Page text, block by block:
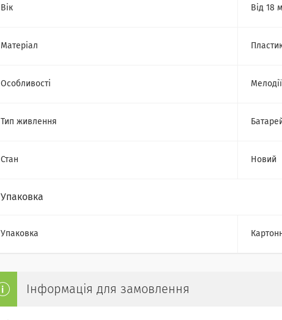
Вік Від 18
Матеріал
Особливості
Тип живлення
Стан Новий
Упаковка
Упаковка
Інформація для замовлення